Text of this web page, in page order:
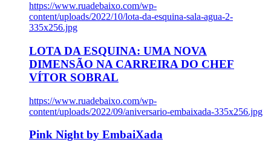
https://www.ruadebaixo.com/wp-
content/uploads/2022/10/lota-da-esquina-sala-agua-2-
335x256.jpg
LOTA DA ESQUINA: UMA NOVA
DIMENSÃO NA CARREIRA DO CHEF
VÍTOR SOBRAL
https://www.ruadebaixo.com/wp-
content/uploads/2022/09/aniversario-embaixada-335x256.jpg
Pink Night by EmbaiXada